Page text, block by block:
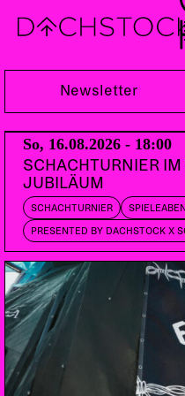
Sa, 09.05.2026
PARTY
GUARACHA GLOBALPERREO
Newsletter
So, 16.08.2026 - 18:00
SCHACHTURNIER
JUBILÄUM
SCHACHTURNIER
PRESENTED BY DACHSTOCK X